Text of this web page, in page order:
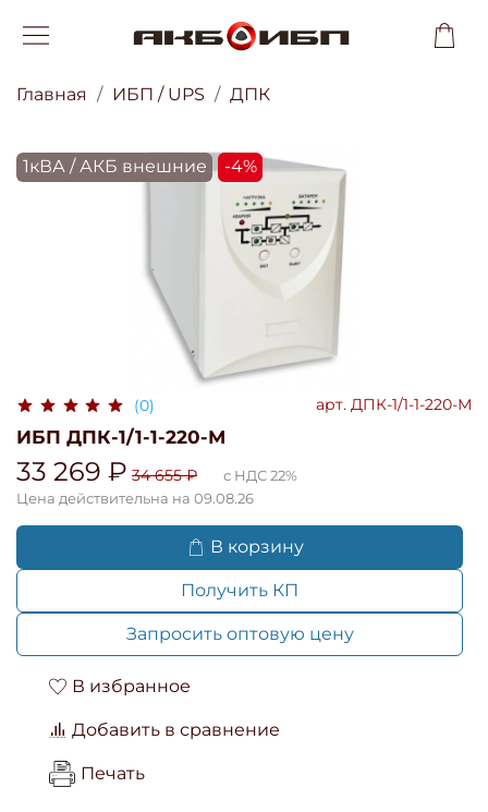
Главная ИБП / UPS ДПК
1кВА / АКБ внешние -4%
(0) арт. ДПК-1/1-1-220-М
ИБП ДПК-1/1-1-220-М
33 269 ₽ 34 655 ₽
с НДС 22%
Цена действительна на 09.08.26
В корзину
Получить КП
Запросить оптовую цену
В избранное
Добавить в сравнение
Печать